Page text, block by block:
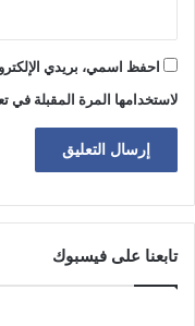
احفظ اسمي، بريدي
لاستخدامها المرة المقبلة في
تابعنا على فيسبوك